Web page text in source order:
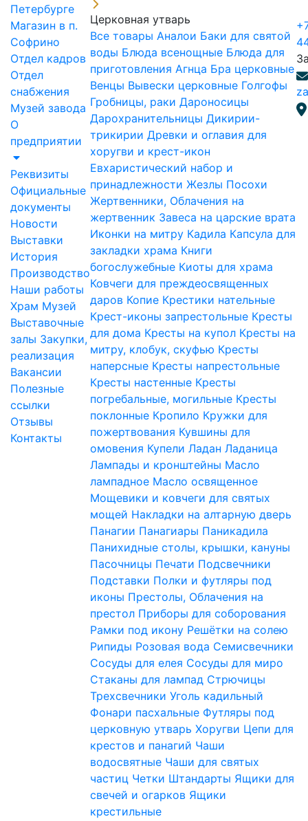
Петербурге
Магазин в п.
Софрино
Отдел кадров
Отдел
снабжения
Музей завода
О
предприятии
Реквизиты
Официальные
документы
Новости
Выставки
История
Производство
Наши работы
Храм Музей
Выставочные
залы Закупки,
реализация
Вакансии
Полезные
ссылки
Отзывы
Контакты
Церковная утварь
Все товары Аналои Баки для святой
воды Блюда всенощные Блюда для
приготовления Агнца Бра церковные
Венцы Вывески церковные Голгофы
Гробницы, раки Дароносицы
Дарохранительницы Дикирии-
трикирии Древки и оглавия для
хоругви и крест-икон
Евхаристический набор и
принадлежности Жезлы Посохи
Жертвенники, Облачения на
жертвенник Завеса на царские врата
Иконки на митру Кадила Капсула для
закладки храма Книги
богослужебные Киоты для храма
Ковчеги для преждеосвященных
даров Копие Крестики нательные
Крест-иконы запрестольные Кресты
для дома Кресты на купол Кресты на
митру, клобук, скуфью Кресты
наперсные Кресты напрестольные
Кресты настенные Кресты
погребальные, могильные Кресты
поклонные Кропило Кружки для
пожертвования Кувшины для
омовения Купели Ладан Ладаница
Лампады и кронштейны Масло
лампадное Масло освященное
Мощевики и ковчеги для святых
мощей Накладки на алтарную дверь
Панагии Панагиары Паникадила
Панихидные столы, крышки, кануны
Пасочницы Печати Подсвечники
Подставки Полки и футляры под
иконы Престолы, Облачения на
престол Приборы для соборования
Рамки под икону Решётки на солею
Рипиды Розовая вода Семисвечники
Сосуды для елея Сосуды для миро
Стаканы для лампад Стрючицы
Трехсвечники Уголь кадильный
Фонари пасхальные Футляры под
церковную утварь Хоругви Цепи для
крестов и панагий Чаши
водосвятные Чаши для святых
частиц Четки Штандарты Ящики для
свечей и огарков Ящики
крестильные